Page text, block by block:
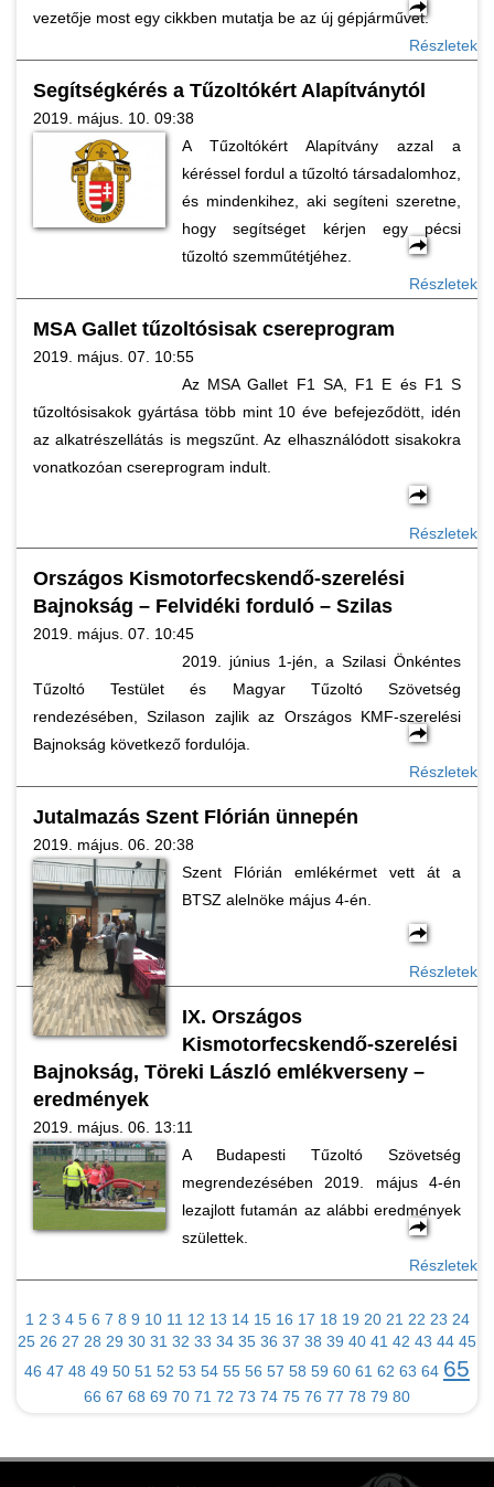
vezetője most egy cikkben mutatja be az új gépjárművet.
Részletek
Segítségkérés a Tűzoltókért Alapítványtól
2019. május. 10. 09:38
A Tűzoltókért Alapítvány azzal a
kéréssel fordul a tűzoltó társadalomhoz,
és mindenkihez, aki segíteni szeretne,
hogy segítséget kérjen egy pécsi
tűzoltó szemműtétjéhez.
Részletek
MSA Gallet tűzoltósisak csereprogram
2019. május. 07. 10:55
Az MSA Gallet F1 SA, F1 E és F1 S
tűzoltósisakok gyártása több mint 10 éve befejeződött, idén
az alkatrészellátás is megszűnt. Az elhasználódott sisakokra
vonatkozóan csereprogram indult.
Részletek
Országos Kismotorfecskendő-szerelési
Bajnokság – Felvidéki forduló – Szilas
2019. május. 07. 10:45
2019. június 1-jén, a Szilasi Önkéntes
Tűzoltó Testület és Magyar Tűzoltó Szövetség
rendezésében, Szilason zajlik az Országos KMF-szerelési
Bajnokság következő fordulója.
Részletek
Jutalmazás Szent Flórián ünnepén
2019. május. 06. 20:38
Szent Flórián emlékérmet vett át a
BTSZ alelnöke május 4-én.
Részletek
IX. Országos
Kismotorfecskendő-szerelési
Bajnokság, Töreki László emlékverseny –
eredmények
2019. május. 06. 13:11
A Budapesti Tűzoltó Szövetség
megrendezésében 2019. május 4-én
lezajlott futamán az alábbi eredmények
születtek.
Részletek
1 2 3 4 5 6 7 8 9 10 11 12 13 14 15 16 17 18 19 20 21 22 23 24
25 26 27 28 29 30 31 32 33 34 35 36 37 38 39 40 41 42 43 44 45
46 47 48 49 50 51 52 53 54 55 56 57 58 59 60 61 62 63 64 65
66 67 68 69 70 71 72 73 74 75 76 77 78 79 80